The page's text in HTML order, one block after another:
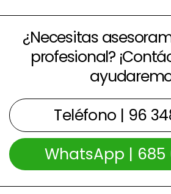
¿Necesitas
profesional?
Teléfono | 96
WhatsApp | 685